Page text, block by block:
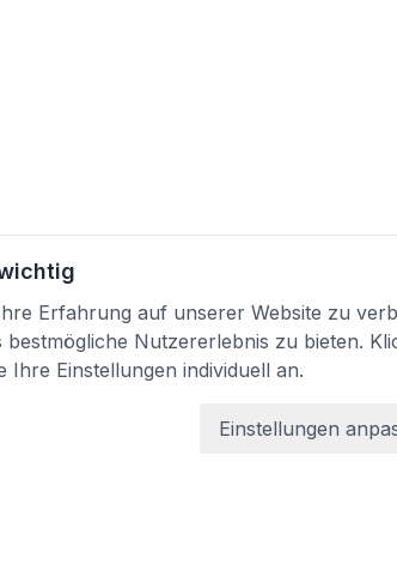
Erfahrung auf unserer Website zu
Nutzererlebnis zu bieten.
Einstellungen individuell an.
Einstellungen